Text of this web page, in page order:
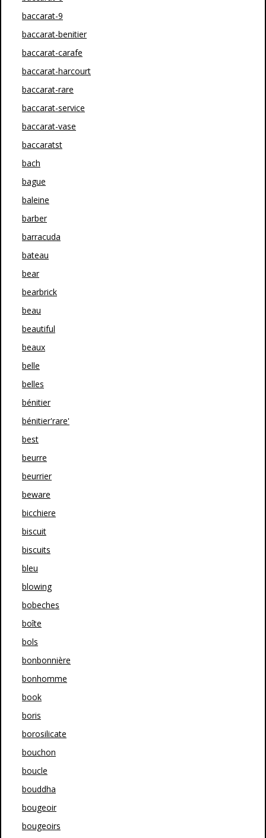
baccarat-9
baccarat-benitier
baccarat-carafe
baccarat-harcourt
baccarat-rare
baccarat-service
baccarat-vase
baccaratst
bach
bague
baleine
barber
barracuda
bateau
bear
bearbrick
beau
beautiful
beaux
belle
belles
bénitier
bénitier'rare'
best
beurre
beurrier
beware
bicchiere
biscuit
biscuits
bleu
blowing
bobeches
boîte
bols
bonbonnière
bonhomme
book
boris
borosilicate
bouchon
boucle
bouddha
bougeoir
bougeoirs